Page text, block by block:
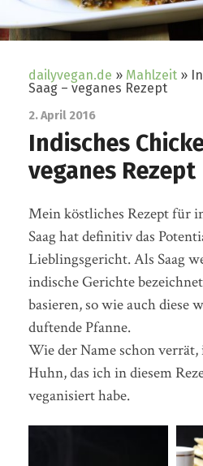
dailyvegan.de » Mahlzeit »
Saag – veganes Rezept
2. April 2016
Indisches
veganes Rezept
Mein köstliches Rezept für
Saag hat definitiv das
Lieblingsgericht. Als Saag
indische Gerichte
basieren, so wie auch diese
duftende Pfanne.
Wie der Name schon
Huhn, das ich in diesem
veganisiert habe.